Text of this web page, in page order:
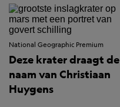
National Geographic Premium
Deze krater draagt de
naam van Christiaan
Huygens